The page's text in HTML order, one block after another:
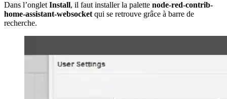
Dans l’onglet Install, il faut installer la palette node-red-contrib-
home-assistant-websocket qui se retrouve grâce à barre de
recherche.